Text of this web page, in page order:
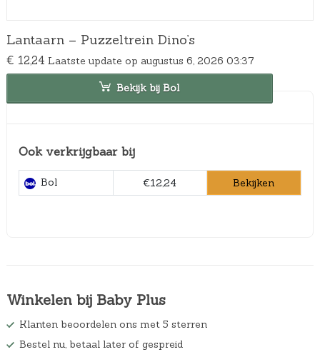
Lantaarn – Puzzeltrein Dino’s
€ 12,24 Laatste update op augustus 6, 2026 03:37
Bekijk bij Bol
Ook verkrijgbaar bij
Bol €12,24 Bekijken
Winkelen bij Baby Plus
Klanten beoordelen ons met 5 sterren
Bestel nu, betaal later of gespreid